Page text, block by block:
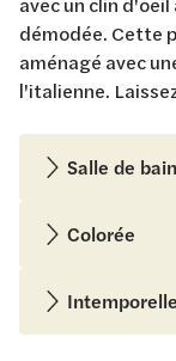
démodée. Cette
aménagé avec
l'italienne.
Salle de
Colorée
Intemporelle